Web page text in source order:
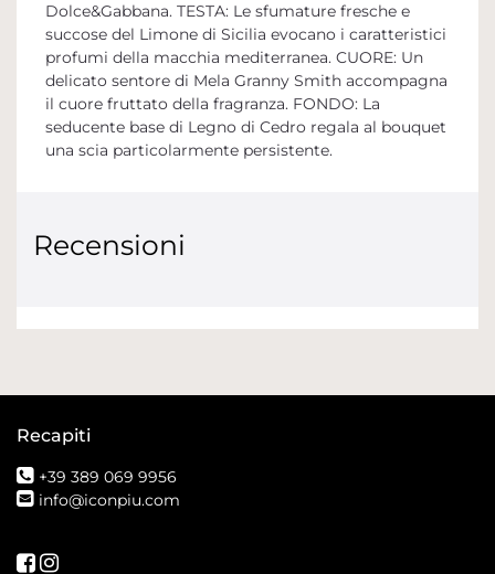
Dolce&Gabbana. TESTA: Le sfumature fresche e
succose del Limone di Sicilia evocano i caratteristici
profumi della macchia mediterranea. CUORE: Un
delicato sentore di Mela Granny Smith accompagna
il cuore fruttato della fragranza. FONDO: La
seducente base di Legno di Cedro regala al bouquet
una scia particolarmente persistente.
Recensioni
Recapiti
+39 389 069 9956
info@iconpiu.com
Seguici su Facebook
Seguici su Instagram